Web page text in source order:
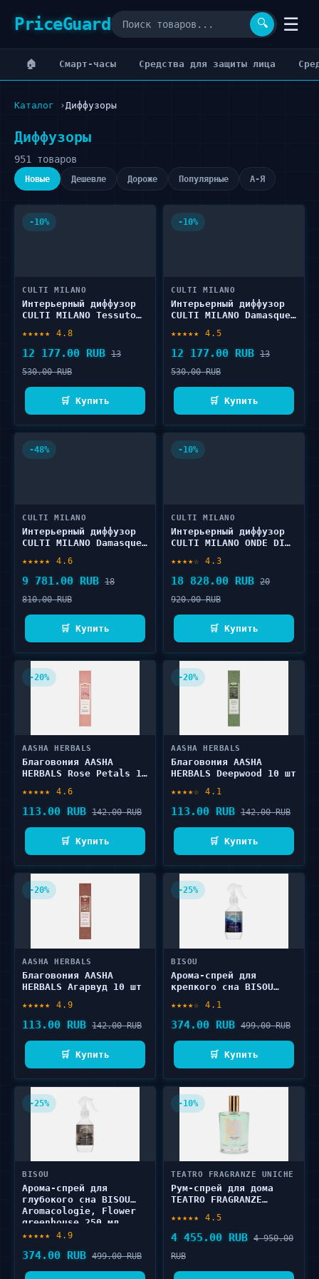
PriceGuard 🔍 ☰
🏠 Cмарт-часы Cредства для защиты лица
Каталог Диффузоры
Диффузоры
951 товаров
Новые Дешевле Дороже Популярные А-Я
-10%
CULTI MILANO
Интерьерный диффузор
CULTI MILANO Tessuto
★★★★★ 4.8
12 177.00 RUB 13
530.00 RUB
🛒 Купить
-10%
CULTI MILANO
Интерьерный диффузор
CULTI MILANO Damasque
★★★★★ 4.5
12 177.00 RUB 13
530.00 RUB
🛒 Купить
-48%
CULTI MILANO
Интерьерный диффузор
CULTI MILANO Damasque
★★★★★ 4.6
9 781.00 RUB 18
810.00 RUB
🛒 Купить
-10%
CULTI MILANO
Интерьерный диффузор
CULTI MILANO ONDE DI
★★★★☆ 4.3
18 828.00 RUB 20
920.00 RUB
🛒 Купить
-20%
AASHA HERBALS
Благовония AASHA
HERBALS Rose Petals 10
★★★★★ 4.6
113.00 RUB 142.00 RUB
🛒 Купить
-20%
AASHA HERBALS
Благовония AASHA
HERBALS Deepwood 10 шт
★★★★☆ 4.1
113.00 RUB 142.00 RUB
🛒 Купить
-20%
AASHA HERBALS
Благовония AASHA
HERBALS Агарвуд 10 шт
★★★★★ 4.9
113.00 RUB 142.00 RUB
🛒 Купить
-25%
BISOU
Арома-спрей для
крепкого сна BISOU
air 250 мл
★★★★☆ 4.1
374.00 RUB 499.00 RUB
🛒 Купить
-25%
BISOU
Арома-спрей для
глубокого сна BISOU
Aromacologie, Flower
greenhouse 250 мл
★★★★★ 4.9
374.00 RUB 499.00 RUB
-10%
TEATRO FRAGRANZE UNICHE
Рум-спрей для дома
TEATRO FRAGRANZE
100 мл
★★★★★ 4.5
4 455.00 RUB 4 950.00
RUB